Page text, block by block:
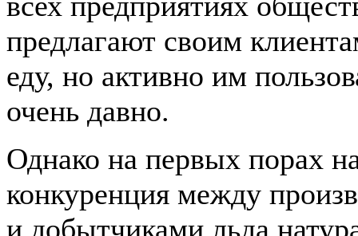
предлагают своим
еду, но активно им
очень давно.
Однако на первых порах
конкуренция между
и добытчиками льда